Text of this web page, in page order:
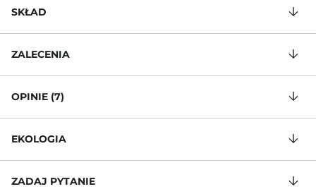
SKŁAD
ZALECENIA
OPINIE (7)
EKOLOGIA
ZADAJ PYTANIE